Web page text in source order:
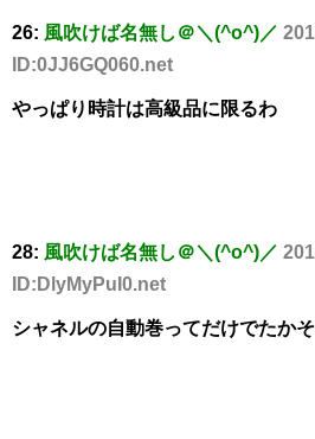
26: 風吹けば名無し＠＼(^o^)／
ID:0JJ6GQ060.net
やっぱり時計は高級品に限るわ
28: 風吹けば名無し＠＼(^o^)／
ID:DlyMyPuI0.net
シャネルの自動巻ってだけでたか